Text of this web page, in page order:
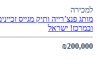
למכירה
מותג פנצ’רייה ותיק מגייס
ובמרכז! ישראל
₪200,000